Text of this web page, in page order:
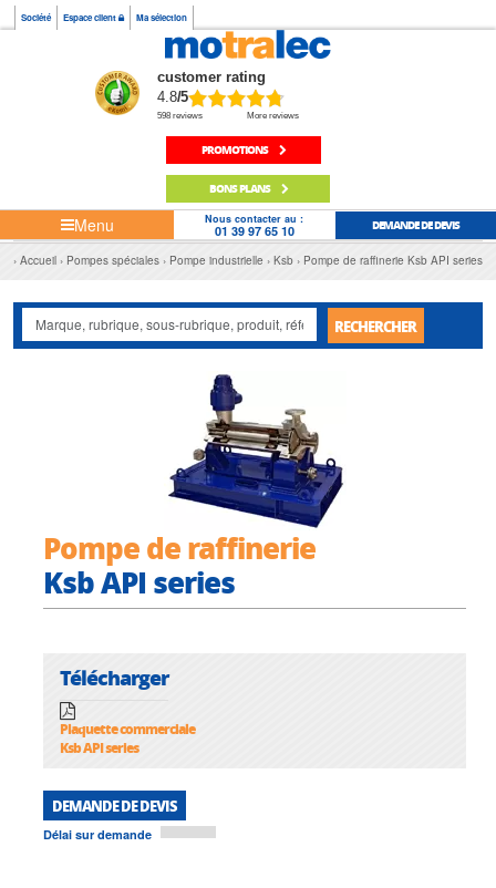
Société Espace client Ma sélection
customer rating
4.8/5
598 reviews More reviews
PROMOTIONS
BONS PLANS
Menu Nous contacter au :
01 39 97 65 10 DEMANDE DE DEVIS
Accueil Pompes spéciales Pompe industrielle Ksb Pompe de raffinerie Ksb API series
RECHERCHER
Pompe de raffinerie
Ksb API series
Télécharger
Plaquette commerciale
Ksb API series
DEMANDE DE DEVIS
Délai sur demande